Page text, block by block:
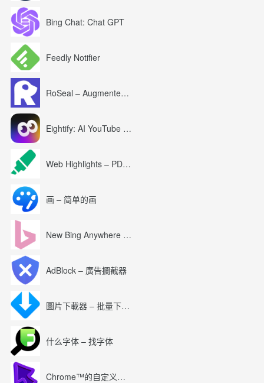
Bing Chat: Chat GPT
Feedly Notifier
RoSeal – Augmented Roblox Experience
Eightify: AI YouTube Summary with ChatGPT
Web Highlights – PDF & Web Highlighter
画 – 简单的画
New Bing Anywhere (Bing Chat GPT-4)
AdBlock – 廣告攔截器
圖片下載器 – 批量下載圖片
什么字体 – 找字体
Chrome™的自定义光标